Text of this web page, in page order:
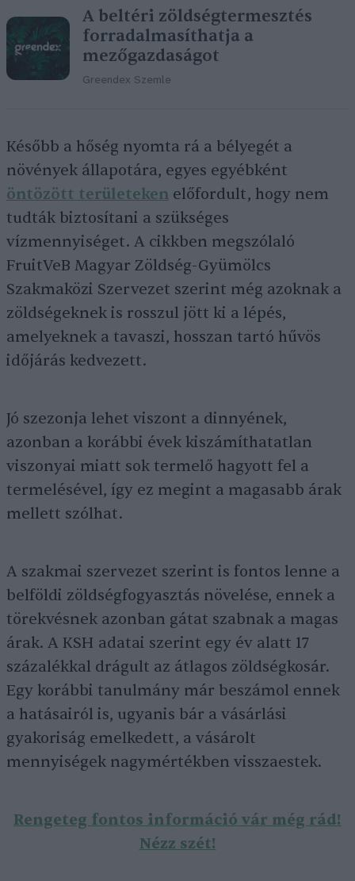
A beltéri zöldségtermesztés
forradalmasíthatja a
mezőgazdaságot
Greendex Szemle
Később a hőség nyomta rá a bélyegét a
növények állapotára, egyes egyébként
öntözött területeken előfordult, hogy nem
tudták biztosítani a szükséges
vízmennyiséget. A cikkben megszólaló
FruitVeB Magyar Zöldség-Gyümölcs
Szakmaközi Szervezet szerint még azoknak a
zöldségeknek is rosszul jött ki a lépés,
amelyeknek a tavaszi, hosszan tartó hűvös
időjárás kedvezett.
Jó szezonja lehet viszont a dinnyének,
azonban a korábbi évek kiszámíthatatlan
viszonyai miatt sok termelő hagyott fel a
termelésével, így ez megint a magasabb árak
mellett szólhat.
A szakmai szervezet szerint is fontos lenne a
belföldi zöldségfogyasztás növelése, ennek a
törekvésnek azonban gátat szabnak a magas
árak. A KSH adatai szerint egy év alatt 17
százalékkal drágult az átlagos zöldségkosár.
Egy korábbi tanulmány már beszámol ennek
a hatásairól is, ugyanis bár a vásárlási
gyakoriság emelkedett, a vásárolt
mennyiségek nagymértékben visszaestek.
Rengeteg fontos információ vár még rád!
Nézz szét!